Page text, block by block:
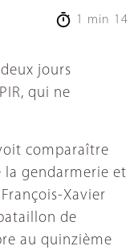
1 min 14
jours
qui ne
comparaître
la gendarmerie et
Xavier
de
au quinzième